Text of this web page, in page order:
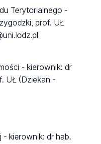
Terytorialnego -
prof. UŁ
- kierownik: dr
UŁ (Dziekan -
- kierownik: dr hab.